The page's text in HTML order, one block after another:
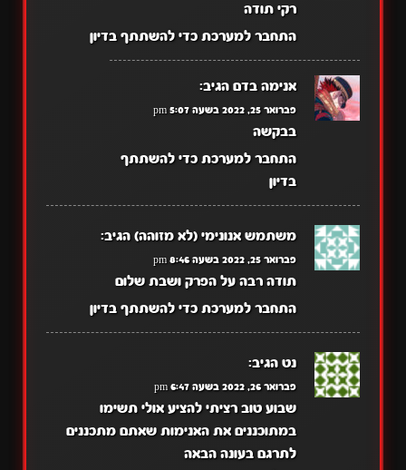
רקי תודה
התחבר למערכת כדי להשתתף בדיון
אנימה בדם הגיב:
פברואר 25, 2022 בשעה 5:07 pm
בבקשה
התחבר למערכת כדי להשתתף
בדיון
משתמש אנונימי (לא מזוהה) הגיב:
פברואר 25, 2022 בשעה 8:46 pm
תודה רבה על הפרק ושבת שלום
התחבר למערכת כדי להשתתף בדיון
נט הגיב:
פברואר 26, 2022 בשעה 6:47 pm
שבוע טוב רציתי להציע אולי תשימו
במתוכננים את האנימות שאתם מתכננים
לתרגם בעונה הבאה